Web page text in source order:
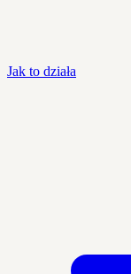
Jak to działa